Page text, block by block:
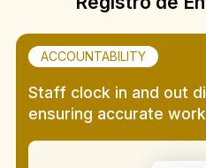
ACCOUNTABILITY
Staff clock in and out
ensuring accurate